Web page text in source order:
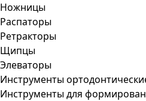
Ножницы
Распаторы
Ретракторы
Щипцы
Элеваторы
Инструменты
Инструменты для